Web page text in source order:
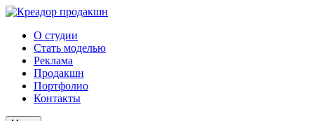
О студии
Стать моделью
Реклама
Продакшн
Портфолио
Контакты